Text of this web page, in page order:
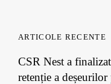
ARTICOLE RECENTE
CSR Nest a
retenție a